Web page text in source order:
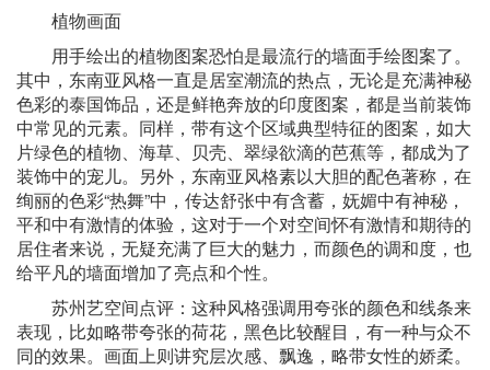
植物画面
用手绘出的植物图案恐怕是最流行的墙面手绘图案了。
其中，东南亚风格一直是居室潮流的热点，无论是充满神秘
色彩的泰国饰品，还是鲜艳奔放的印度图案，都是当前装饰
中常见的元素。同样，带有这个区域典型特征的图案，如大
片绿色的植物、海草、贝壳、翠绿欲滴的芭蕉等，都成为了
装饰中的宠儿。另外，东南亚风格素以大胆的配色著称，在
绚丽的色彩“热舞”中，传达舒张中有含蓄，妩媚中有神秘，
平和中有激情的体验，这对于一个对空间怀有激情和期待的
居住者来说，无疑充满了巨大的魅力，而颜色的调和度，也
给平凡的墙面增加了亮点和个性。
苏州艺空间点评：这种风格强调用夸张的颜色和线条来
表现，比如略带夸张的荷花，黑色比较醒目，有一种与众不
同的效果。画面上则讲究层次感、飘逸，略带女性的娇柔。